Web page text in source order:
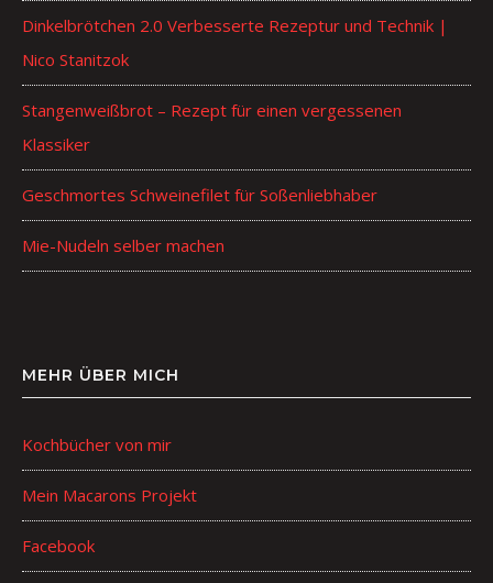
Dinkelbrötchen 2.0 Verbesserte Rezeptur und Technik |
Nico Stanitzok
Stangenweißbrot – Rezept für einen vergessenen
Klassiker
Geschmortes Schweinefilet für Soßenliebhaber
Mie-Nudeln selber machen
MEHR ÜBER MICH
Kochbücher von mir
Mein Macarons Projekt
Facebook